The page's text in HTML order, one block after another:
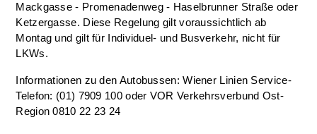
Mackgasse - Promenadenweg - Haselbrunner Straße oder
Ketzergasse. Diese Regelung gilt voraussichtlich ab
Montag und gilt für Individuel- und Busverkehr, nicht für
LKWs.
Informationen zu den Autobussen: Wiener Linien Service-
Telefon: (01) 7909 100 oder VOR Verkehrsverbund Ost-
Region 0810 22 23 24